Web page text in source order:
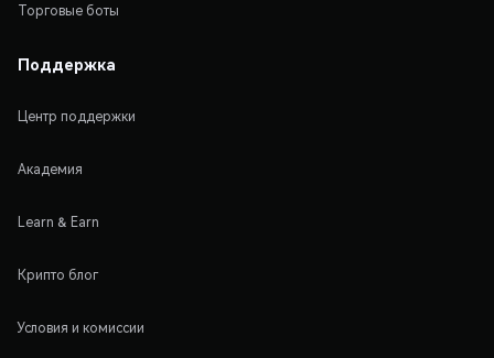
Торговые боты
Поддержка
Центр поддержки
Академия
Learn & Earn
Крипто блог
Условия и комиссии